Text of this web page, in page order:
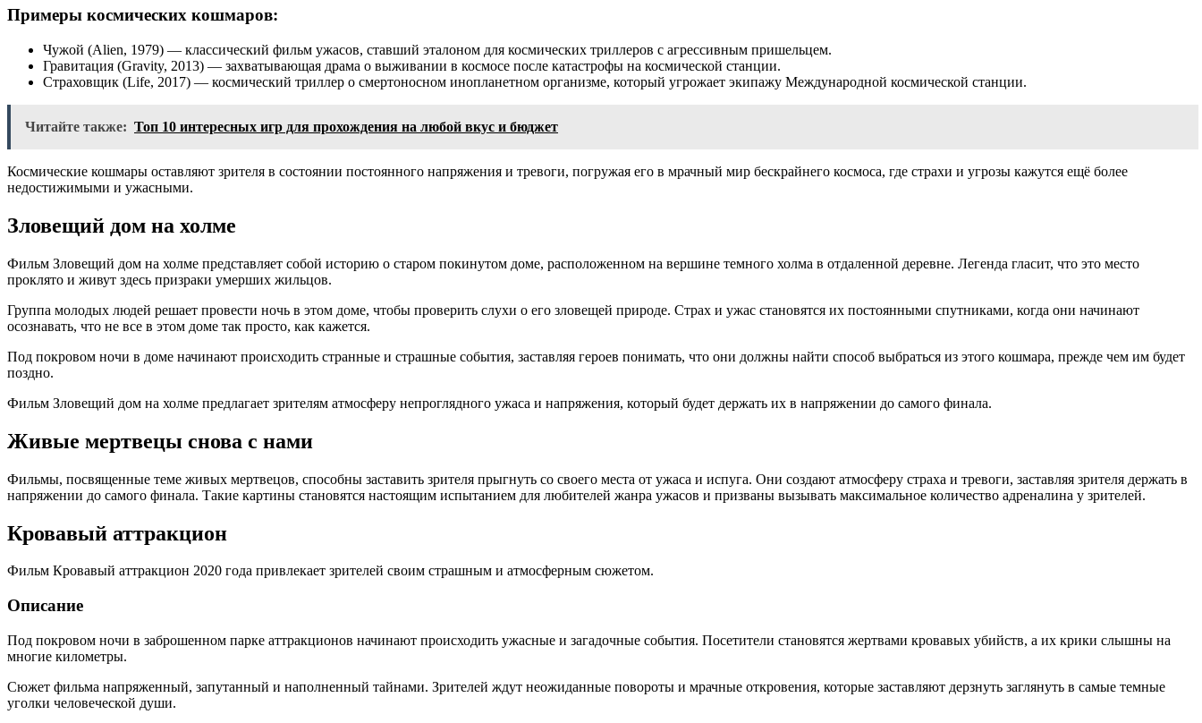
Примеры космических кошмаров:
Чужой (Alien, 1979) — классический фильм ужасов, ставший эталоном для космических триллеров с агрессивным пришельцем.
Гравитация (Gravity, 2013) — захватывающая драма о выживании в космосе после катастрофы на космической станции.
Страховщик (Life, 2017) — космический триллер о смертоносном инопланетном организме, который угрожает экипажу Международной космической станции.
Читайте также: Топ 10 интересных игр для прохождения на любой вкус и бюджет
Космические кошмары оставляют зрителя в состоянии постоянного напряжения и тревоги, погружая его в мрачный мир бескрайнего космоса, где страхи и угрозы кажутся ещё более
недостижимыми и ужасными.
Зловещий дом на холме
Фильм Зловещий дом на холме представляет собой историю о старом покинутом доме, расположенном на вершине темного холма в отдаленной деревне. Легенда гласит, что это место
проклято и живут здесь призраки умерших жильцов.
Группа молодых людей решает провести ночь в этом доме, чтобы проверить слухи о его зловещей природе. Страх и ужас становятся их постоянными спутниками, когда они начинают
осознавать, что не все в этом доме так просто, как кажется.
Под покровом ночи в доме начинают происходить странные и страшные события, заставляя героев понимать, что они должны найти способ выбраться из этого кошмара, прежде чем им будет
поздно.
Фильм Зловещий дом на холме предлагает зрителям атмосферу непроглядного ужаса и напряжения, который будет держать их в напряжении до самого финала.
Живые мертвецы снова с нами
Фильмы, посвященные теме живых мертвецов, способны заставить зрителя прыгнуть со своего места от ужаса и испуга. Они создают атмосферу страха и тревоги, заставляя зрителя держать в
напряжении до самого финала. Такие картины становятся настоящим испытанием для любителей жанра ужасов и призваны вызывать максимальное количество адреналина у зрителей.
Кровавый аттракцион
Фильм Кровавый аттракцион 2020 года привлекает зрителей своим страшным и атмосферным сюжетом.
Описание
Под покровом ночи в заброшенном парке аттракционов начинают происходить ужасные и загадочные события. Посетители становятся жертвами кровавых убийств, а их крики слышны на
многие километры.
Сюжет фильма напряженный, запутанный и наполненный тайнами. Зрителей ждут неожиданные повороты и мрачные откровения, которые заставляют дерзнуть заглянуть в самые темные
уголки человеческой души.